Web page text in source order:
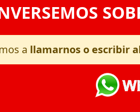
a llamarnos o escribir